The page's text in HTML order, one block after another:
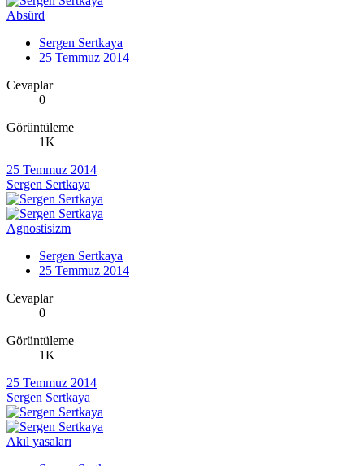
Absürd
Sergen Sertkaya
25 Temmuz 2014
Cevaplar
0
Görüntüleme
1K
25 Temmuz 2014
Sergen Sertkaya
Agnostisizm
Sergen Sertkaya
25 Temmuz 2014
Cevaplar
0
Görüntüleme
1K
25 Temmuz 2014
Sergen Sertkaya
Akıl yasaları